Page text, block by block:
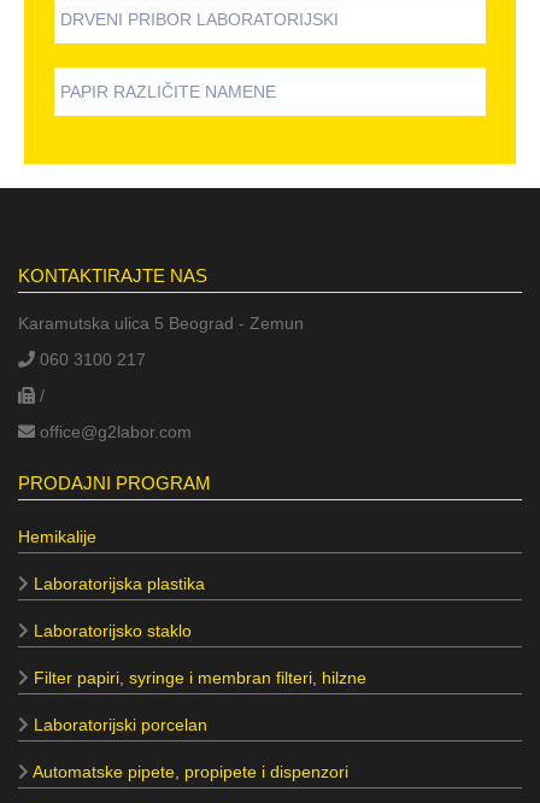
DRVENI PRIBOR LABORATORIJSKI
PAPIR RAZLIČITE NAMENE
KONTAKTIRAJTE NAS
Karamutska ulica 5 Beograd - Zemun
060 3100 217
/
office@g2labor.com
PRODAJNI PROGRAM
Hemikalije
Laboratorijska plastika
Laboratorijsko staklo
Filter papiri, syringe i membran filteri, hilzne
Laboratorijski porcelan
Automatske pipete, propipete i dispenzori